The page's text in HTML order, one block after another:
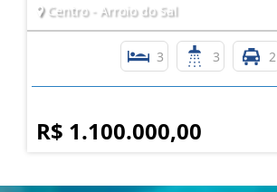
Centro - Arroio do Sal
3 3 2
R$ 1.100.000,00